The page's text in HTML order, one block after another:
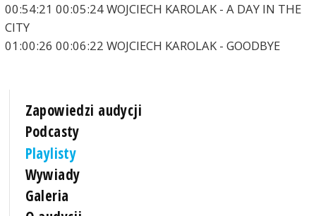
00:54:21 00:05:24 WOJCIECH KAROLAK - A DAY IN THE
CITY
01:00:26 00:06:22 WOJCIECH KAROLAK - GOODBYE
Zapowiedzi audycji
Podcasty
Playlisty
Wywiady
Galeria